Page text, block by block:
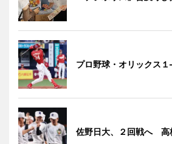
プロ野球・オリックス
佐野日大、２回戦へ 高